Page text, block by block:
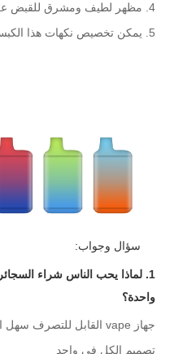
4. مظهر لطيف ومشرق للقبض على عيون vaper.
5. يمكن تخصيص نكهات هذا الكبسولة الصغيرة 600 نفث.
سؤال وجواب:
1. لماذا يحب الناس شراء
واحدة؟
جهاز vape القابل للتصرف سهل الاستخدام ومريح للحفظ.
تصميم الكل في واحد